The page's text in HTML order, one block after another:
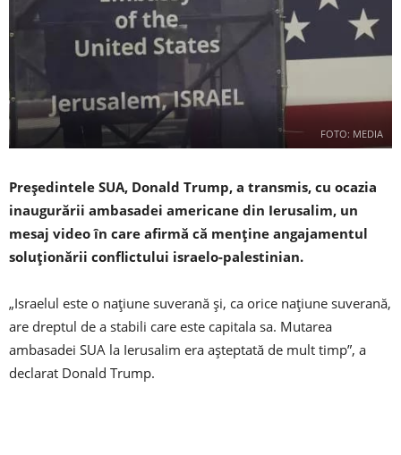
FOTO: MEDIA
Preşedintele SUA, Donald Trump, a transmis, cu ocazia
inaugurării ambasadei americane din Ierusalim, un
mesaj video în care afirmă că menţine angajamentul
soluţionării conflictului israelo-palestinian.
„Israelul este o naţiune suverană şi, ca orice naţiune suverană,
are dreptul de a stabili care este capitala sa. Mutarea
ambasadei SUA la Ierusalim era aşteptată de mult timp”, a
declarat Donald Trump.